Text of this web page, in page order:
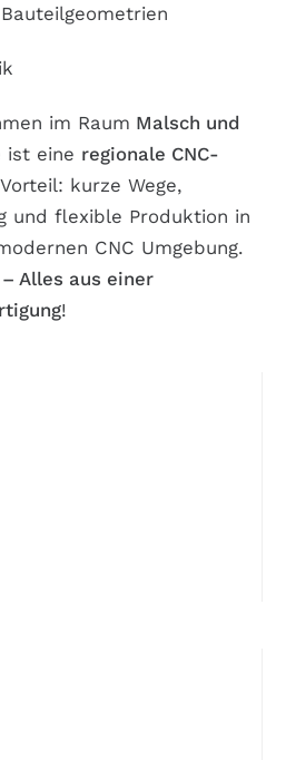
im Raum Malsch und
ist eine regionale CNC-
kurze Wege,
und flexible Produktion in
CNC Umgebung.
Alles aus einer
!